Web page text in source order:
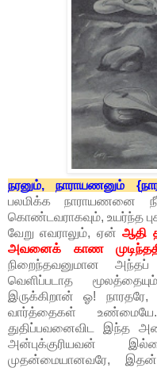
நரனும், நாராயணனும்
பலமிக்க நாராயணனை
கொண்டவராகவும், உயர்ந்த
வேறு எவராலும், ஏன்ஆதி
அவனைக் காண
நிறைந்தவனுமான அந்தப்
வெளிப்படாத
இருக்கிறான் ஓ!
வார்த்தைகள்
துதிப்பவனைவிட இந்த
அன்புக்குரியவன்
முதன்மையானவரே,